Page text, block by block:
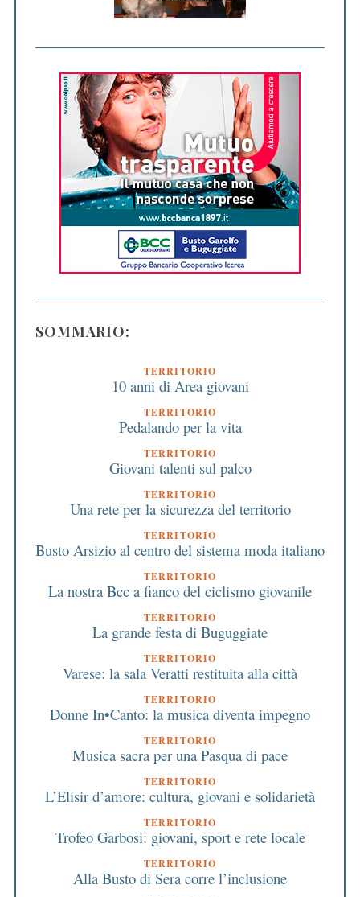
SOMMARIO:
TERRITORIO
10 anni di Area giovani
TERRITORIO
Pedalando per la vita
TERRITORIO
Giovani talenti sul palco
TERRITORIO
Una rete per la sicurezza del territorio
TERRITORIO
Busto Arsizio al centro del sistema moda italiano
TERRITORIO
La nostra Bcc a fianco del ciclismo giovanile
TERRITORIO
La grande festa di Buguggiate
TERRITORIO
Varese: la sala Veratti restituita alla città
TERRITORIO
Donne In•Canto: la musica diventa impegno
TERRITORIO
Musica sacra per una Pasqua di pace
TERRITORIO
L’Elisir d’amore: cultura, giovani e solidarietà
TERRITORIO
Trofeo Garbosi: giovani, sport e rete locale
TERRITORIO
Alla Busto di Sera corre l’inclusione